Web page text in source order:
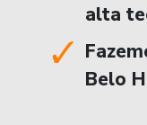
alta
Belo